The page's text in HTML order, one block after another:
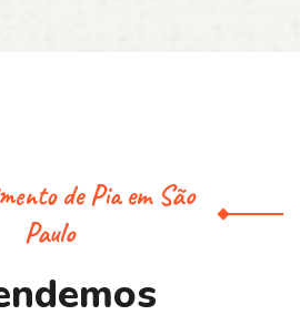
de Pia em São
Paulo
ndemos